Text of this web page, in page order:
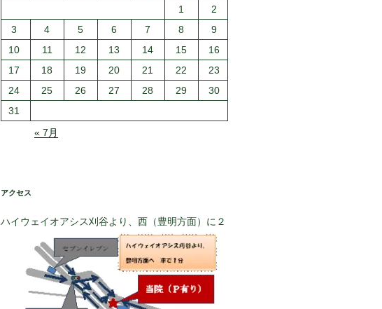
1
2
3
4 5 6 7 8
9
10
11 12 13 14 15
16
17
18 19 20 21 22
23
24
25 26 27 28 29
30
31
« 7月
アクセス
ハイウェイオアシス刈谷より、西（豊明方面）に２